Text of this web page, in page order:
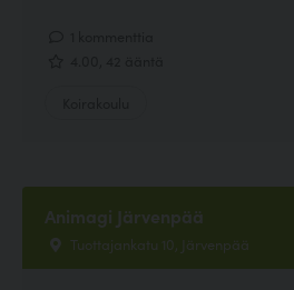
Animagi Järvenpää
Tuottajankatu 10, Järvenpää